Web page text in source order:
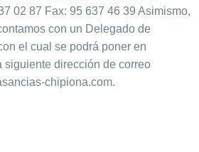
02 87 Fax: 95 637 46 39 Asimismo,
con un Delegado de
el cual se podrá poner en
siguiente dirección de correo
chipiona.com.